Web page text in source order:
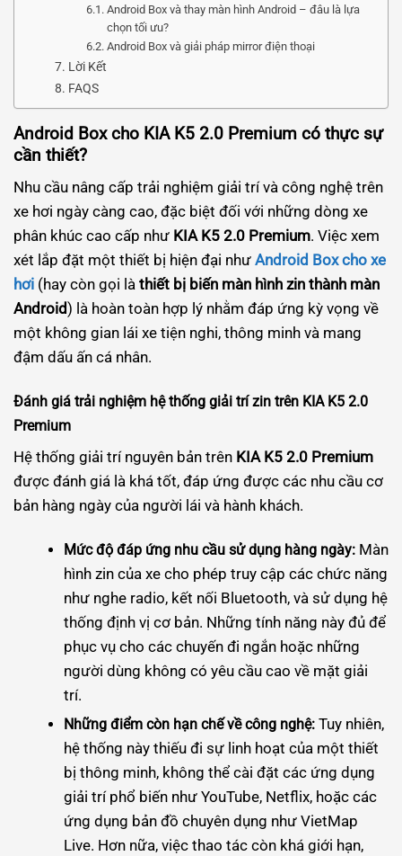
Android Box và thay màn hình Android – đâu là lựa
chọn tối ưu?
Android Box và giải pháp mirror điện thoại
Lời Kết
FAQS
Android Box cho KIA K5 2.0 Premium có thực sự
cần thiết?
Nhu cầu nâng cấp trải nghiệm giải trí và công nghệ trên
xe hơi ngày càng cao, đặc biệt đối với những dòng xe
phân khúc cao cấp như KIA K5 2.0 Premium. Việc xem
xét lắp đặt một thiết bị hiện đại như Android Box cho xe
hơi (hay còn gọi là thiết bị biến màn hình zin thành màn
Android) là hoàn toàn hợp lý nhằm đáp ứng kỳ vọng về
một không gian lái xe tiện nghi, thông minh và mang
đậm dấu ấn cá nhân.
Đánh giá trải nghiệm hệ thống giải trí zin trên KIA K5 2.0
Premium
Hệ thống giải trí nguyên bản trên KIA K5 2.0 Premium
được đánh giá là khá tốt, đáp ứng được các nhu cầu cơ
bản hàng ngày của người lái và hành khách.
Mức độ đáp ứng nhu cầu sử dụng hàng ngày:Màn
hình zin của xe cho phép truy cập các chức năng
như nghe radio, kết nối Bluetooth, và sử dụng hệ
thống định vị cơ bản. Những tính năng này đủ để
phục vụ cho các chuyến đi ngắn hoặc những
người dùng không có yêu cầu cao về mặt giải
trí.
Những điểm còn hạn chế về công nghệ:Tuy nhiên,
hệ thống này thiếu đi sự linh hoạt của một thiết
bị thông minh, không thể cài đặt các ứng dụng
giải trí phổ biến như YouTube, Netflix, hoặc các
ứng dụng bản đồ chuyên dụng như VietMap
Live. Hơn nữa, việc thao tác còn khá giới hạn,